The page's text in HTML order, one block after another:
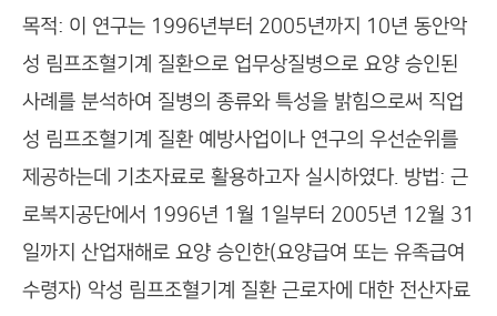
목적: 이 연구는 1996년부터 2005년까지 10년 동안악
성 림프조혈기계 질환으로 업무상질병으로 요양 승인된
사례를 분석하여 질병의 종류와 특성을 밝힘으로써 직업
성 림프조혈기계 질환 예방사업이나 연구의 우선순위를
제공하는데 기초자료로 활용하고자 실시하였다. 방법: 근
로복지공단에서 1996년 1월 1일부터 2005년 12월 31
일까지 산업재해로 요양 승인한(요양급여 또는 유족급여
수령자) 악성 림프조혈기계 질환 근로자에 대한 전산자료